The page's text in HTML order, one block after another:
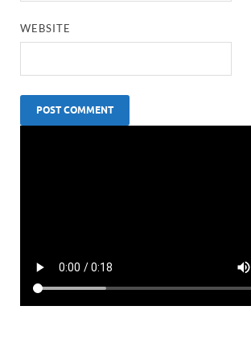
WEBSITE